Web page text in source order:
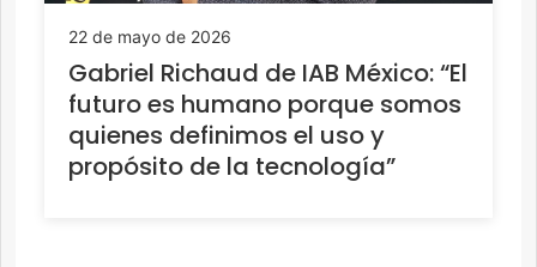
22 de mayo de 2026
Gabriel Richaud de IAB México: “El
futuro es humano porque somos
quienes definimos el uso y
propósito de la tecnología”